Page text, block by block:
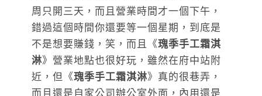
周只開三天，而且營業時間才一個下午，
錯過這個時間你還要等一個星期，到底是
不是想要賺錢，笑，而且《瑰季手工霜淇
淋》營業地點也很好玩，雖然在府中站附
近，但《瑰季手工霜淇淋》真的很巷弄，
而且還是自家公司辦公室外面，內用還是